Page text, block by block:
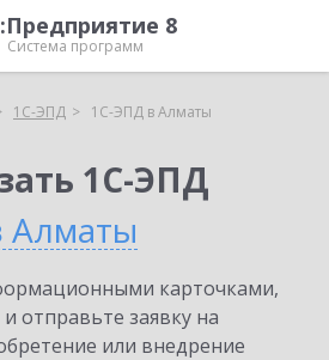
8
Система программ
1С-ЭПД 1С-ЭПД в Алматы
1С-ЭПД
Алматы
карточками,
отправьте заявку на
или внедрение